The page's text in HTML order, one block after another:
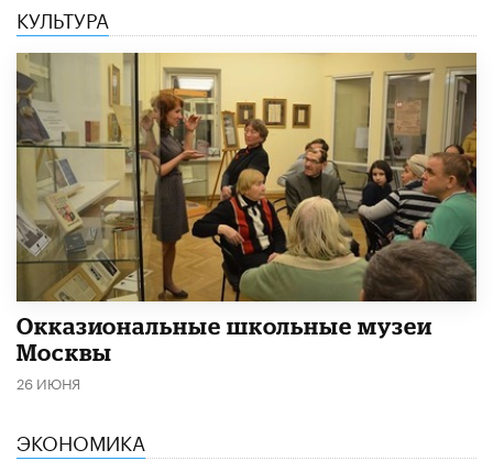
КУЛЬТУРА
​Окказиональные школьные музеи
Москвы
26 ИЮНЯ
ЭКОНОМИКА